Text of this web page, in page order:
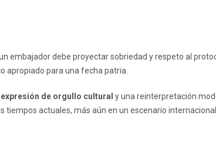
embajador debe proyectar sobriedad y respeto al
apropiado para una fecha patria.
expresión de orgullo cultural y una reinterpretación
actuales, más aún en un escenario internacional.